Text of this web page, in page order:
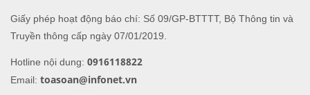
Giấy phép hoạt động báo chí: Số 09/GP-BTTTT, Bộ Thông tin và
Truyền thông cấp ngày 07/01/2019.
Hotline nội dung: 0916118822
Email: toasoan@infonet.vn